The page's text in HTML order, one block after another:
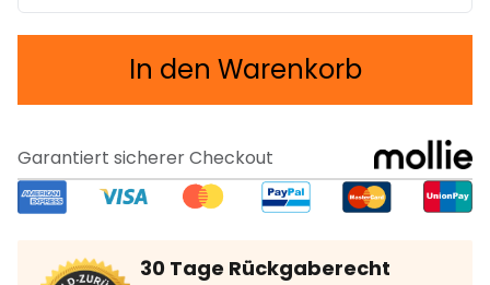
In den Warenkorb
Garantiert sicherer Checkout
30 Tage Rückgaberecht